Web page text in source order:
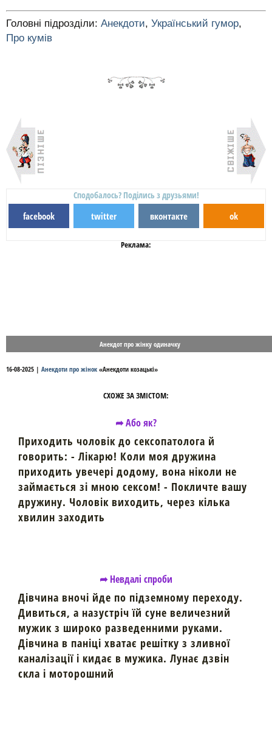
Головні підрозділи: Анекдоти, Український гумор,
Про кумів
Сподобалось? Поділись з друзьями!
facebook twitter вконтакте ok
Реклама:
Анекдот про жінку одиначку
16-08-2025 | Анекдоти про жінок «Анекдоти козацькі»
СХОЖЕ ЗА ЗМІСТОМ:
➦ Або як?
Приходить чоловік до сексопатолога й
говорить: - Лікарю! Коли моя дружина
приходить увечері додому, вона ніколи не
займається зі мною сексом! - Покличте вашу
дружину. Чоловік виходить, через кілька
хвилин заходить
➦ Невдалі спроби
Дівчина вночі йде по підземному пеpеходу.
Дивиться, а назустріч їй суне величезний
мужик з шиpоко pазведенними pуками.
Дівчина в паніці хватає решітку з зливної
каналізації і кидає в мужика. Лунає дзвін
скла і моторошний